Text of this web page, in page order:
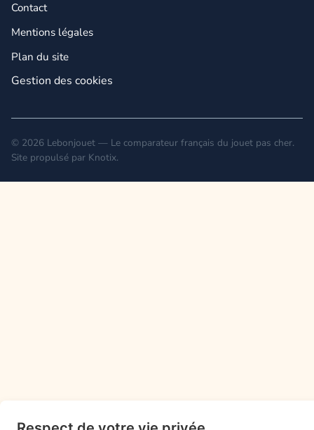
Contact
Mentions légales
Plan du site
Gestion des cookies
© 2026 Lebonjouet — Le comparateur français du jouet pas cher.
Site propulsé par Knotix.